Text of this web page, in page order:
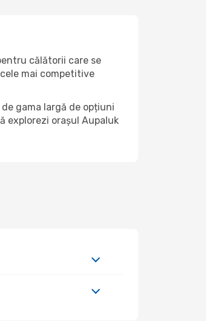
călătorii care se
mai competitive
gama largă de opțiuni
explorezi orașul Aupaluk